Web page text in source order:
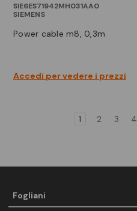
SIE6ES71942MH031AA0
SIEMENS
power cable m8, 0,3m
Accedi per vedere i prezzi
1 2 3 4
Fogliani